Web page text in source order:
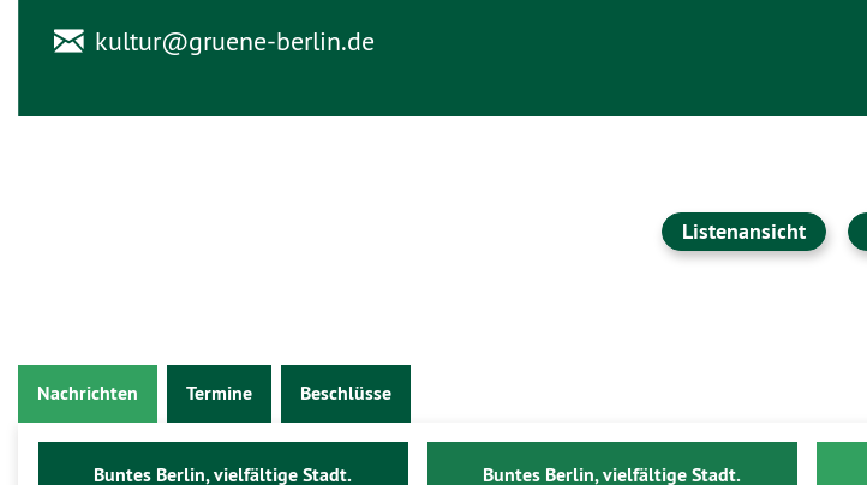
kultur@gruene-berlin.de
Listenansicht
Nachrichten Termine Beschlüsse
Buntes Berlin, vielfältige Stadt. Buntes Berlin, vielfältige Stadt.